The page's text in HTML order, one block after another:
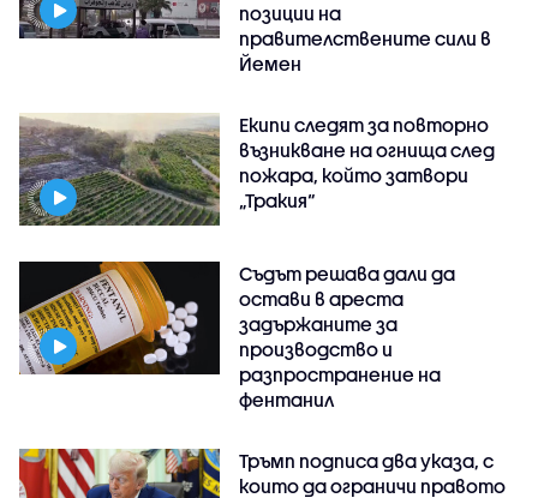
позиции на
правителствените сили в
Йемен
Екипи следят за повторно
възникване на огнища след
пожара, който затвори
„Тракия“
Съдът решава дали да
остави в ареста
задържаните за
производство и
разпространение на
фентанил
Тръмп подписа два указа, с
които да ограничи правото